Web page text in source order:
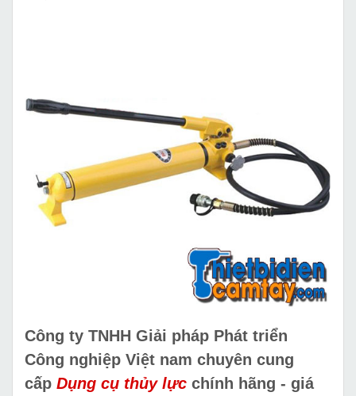
Công ty TNHH Giải pháp Phát triển
Công nghiệp Việt nam chuyên cung
cấp Dụng cụ thủy lực chính hãng - giá